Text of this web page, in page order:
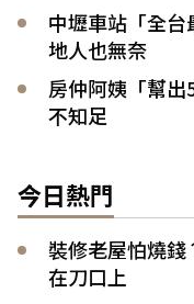
中壢車站「全
地人也無奈
房仲阿姨「幫
不知足
今日熱門
裝修老屋怕燒
在刀口上